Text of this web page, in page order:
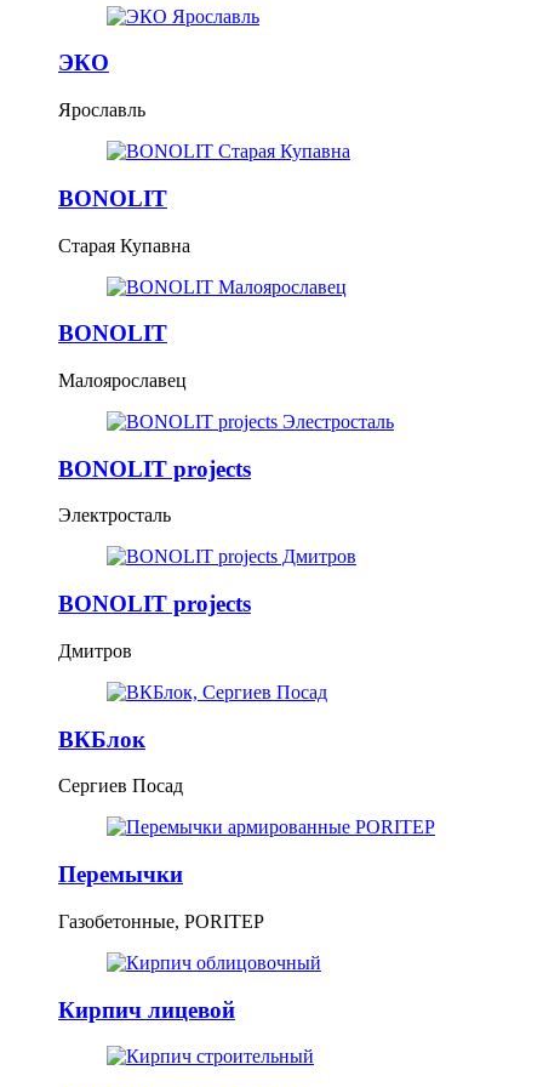
ЭКО
Ярославль
BONOLIT
Старая Купавна
BONOLIT
Малоярославец
BONOLIT projects
Электросталь
BONOLIT projects
Дмитров
ВКБлок
Сергиев Посад
Перемычки
Газобетонные, PORITEP
Кирпич лицевой